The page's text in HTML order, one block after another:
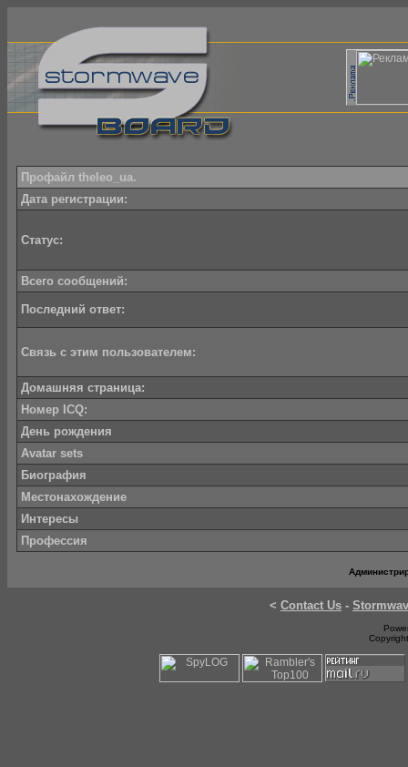
Профайл theleo_ua.
Дата регистрации:
Статус:
Всего сообщений:
Последний ответ:
Связь с этим пользователем:
Домашняя страница:
Номер ICQ:
День рождения
Avatar sets
Биография
Местонахождение
Интересы
Профессия
< Contact Us -